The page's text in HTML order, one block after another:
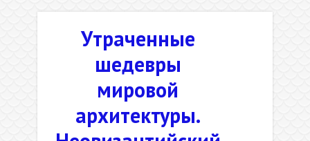
Утраченные
шедевры
мировой
архитектуры.